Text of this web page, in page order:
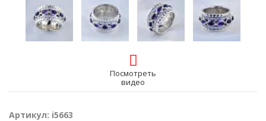
Посмотреть
видео
Артикул: i5663